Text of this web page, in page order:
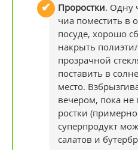
Проростки. Одну
чиа поместить в
посуде, хорошо
накрыть
прозрачной
поставить в
место.
вечером, пока не
ростки
суперпродукт
салатов и